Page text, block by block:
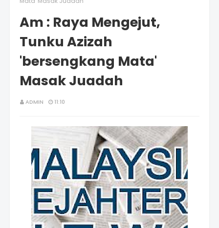
Am : Raya Mengejut,
Tunku Azizah
'bersengkang Mata'
Masak Juadah
ADMIN 11:10